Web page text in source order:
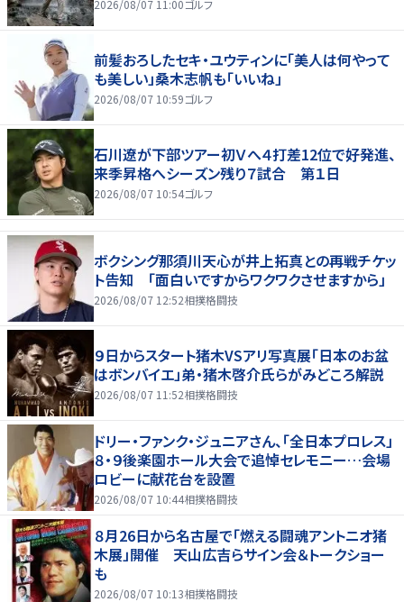
2026/08/07 11:00ゴルフ
前髪おろしたセキ・ユウティンに「美人は何やって
も美しい」桑木志帆も「いいね」
2026/08/07 10:59ゴルフ
石川遼が下部ツアー初Ｖへ４打差12位で好発進、
来季昇格へシーズン残り７試合 第１日
2026/08/07 10:54ゴルフ
ボクシング那須川天心が井上拓真との再戦チケッ
ト告知 「面白いですからワクワクさせますから」
2026/08/07 12:52相撲格闘技
９日からスタート猪木VSアリ写真展「日本のお盆
はボンバイエ」弟・猪木啓介氏らがみどころ解説
2026/08/07 11:52相撲格闘技
ドリー・ファンク・ジュニアさん、「全日本プロレス」
８・９後楽園ホール大会で追悼セレモニー…会場
ロビーに献花台を設置
2026/08/07 10:44相撲格闘技
８月26日から名古屋で「燃える闘魂アントニオ猪
木展」開催 天山広吉らサイン会＆トークショー
も
2026/08/07 10:13相撲格闘技